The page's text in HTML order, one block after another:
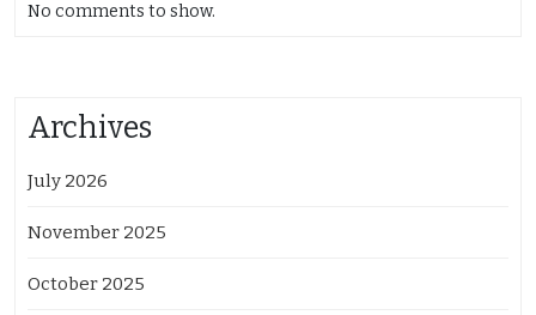
No comments to show.
Archives
July 2026
November 2025
October 2025